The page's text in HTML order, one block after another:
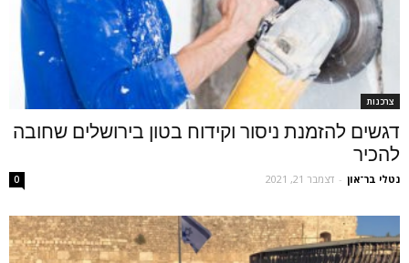
צרכנות
דגשים להזמנת ניסור וקידוח בטון בירושלים שחובה
להכיר
נטלי בר־און - דצמבר 21, 2021 0